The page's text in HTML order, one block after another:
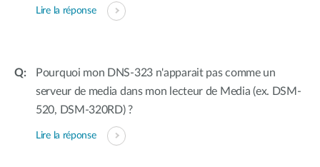
Lire la réponse
Pourquoi mon DNS-323 n'apparait pas comme un
serveur de media dans mon lecteur de Media (ex. DSM-
520, DSM-320RD) ?
Lire la réponse